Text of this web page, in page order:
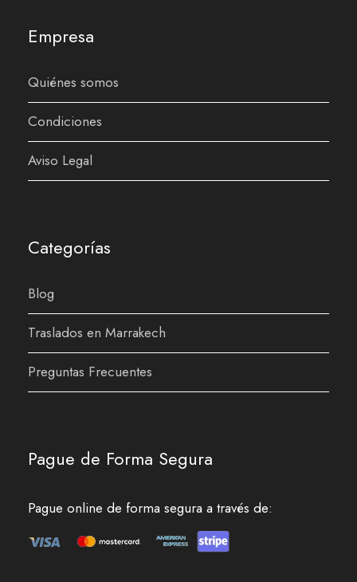
Empresa
Quiénes somos
Condiciones
Aviso Legal
Categorías
Blog
Traslados en Marrakech
Preguntas Frecuentes
Pague de Forma Segura
Pague online de forma segura a través de: